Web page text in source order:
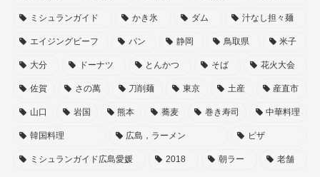
ミシュランガイド かき氷 ダム 汁なし担々麺
エイジングビーフ パン 静岡 鳥取県 米子
大分 ドーナツ とんかつ そば 花火大会
佐賀 さの萬 刀削麺 東京 土産 産直市
山口 岩国 熊本 蕎麦 巻き寿司 中華料理
韓国料理 広島，ラーメン ピザ
ミシュランガイド広島愛媛 2018 朝ラー 老舗